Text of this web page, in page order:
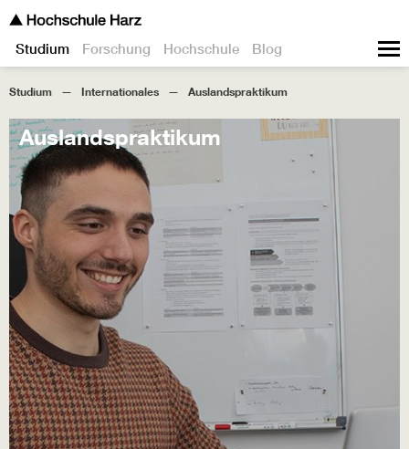
Studium Forschung Hochschule Blog
Studium Internationales Auslandspraktikum
Auslandspraktikum